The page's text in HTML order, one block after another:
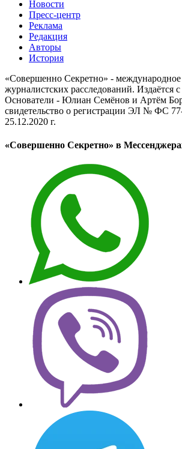
Новости
Пресс-центр
Реклама
Редакция
Авторы
История
«Совершенно Секретно» - международное
журналистских расследований. Издаётся с
Основатели - Юлиан Семёнов и Артём
свидетельство о регистрации ЭЛ № ФС
25.12.2020 г.
«Совершенно Секретно» в